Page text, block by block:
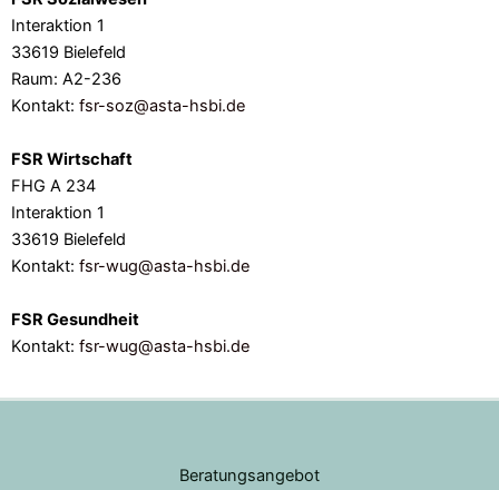
Interaktion 1
33619 Bielefeld
Raum: A2-236
Kontakt: fsr-soz@asta-hsbi.de
FSR Wirtschaft
FHG A 234
Interaktion 1
33619 Bielefeld
Kontakt: fsr-wug@asta-hsbi.de
FSR Gesundheit
Kontakt: fsr-wug@asta-hsbi.de
Beratungsangebot